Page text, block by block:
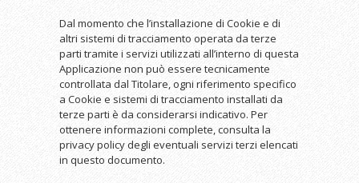
Dal momento che l’installazione di Cookie e di
altri sistemi di tracciamento operata da terze
parti tramite i servizi utilizzati all’interno di questa
Applicazione non può essere tecnicamente
controllata dal Titolare, ogni riferimento specifico
a Cookie e sistemi di tracciamento installati da
terze parti è da considerarsi indicativo. Per
ottenere informazioni complete, consulta la
privacy policy degli eventuali servizi terzi elencati
in questo documento.